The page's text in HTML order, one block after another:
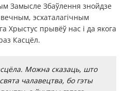
Замысле Збаўлення знойдзе
эсхаталагічным
Хрыстус прывёў нас і да якога
Касцёл.
Можна сказаць, што
чалавецтва, бо гэты